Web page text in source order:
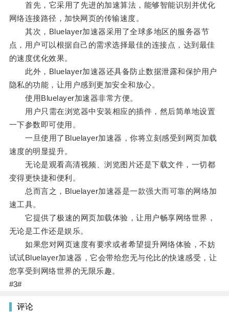
首先，它采用了先进的加速算法，能够智能识别并优化
网络连接路径，加快网页的传输速度。
其次，Bluelayer加速器采用了全球多地区的服务器节
点，用户可以根据自己的需求选择最佳的连接点，达到最佳
的速度优化效果。
此外，Bluelayer加速器还具备防止数据泄露和保护用户
隐私的功能，让用户感到更加安全和放心。
使用Bluelayer加速器非常方便。
用户只需在浏览器中安装相应的插件，然后简单地设置
一下参数即可使用。
一旦使用了Bluelayer加速器，你将立刻感受到网页加载
速度的明显提升。
无论是观看高清视频、浏览图片还是下载文件，一切都
变得更快捷和便利。
总而言之，Bluelayer加速器是一款强大而可靠的网络加
速工具。
它提供了极速的网页加载体验，让用户畅享网络世界，
无论是工作还是娱乐。
如果您对网页速度有要求或者希望提升网络体验，不妨
试试Bluelayer加速器，它会带给您无与伦比的快速感受，让
您享受到网络世界的无限乐趣。
#3#
评论